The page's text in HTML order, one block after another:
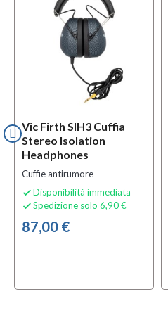
Vic Firth SIH3 Cuffia
Stereo Isolation
Headphones
Cuffie antirumore
 Disponibilità immediata
 Spedizione solo 6,90 €
87,00 €